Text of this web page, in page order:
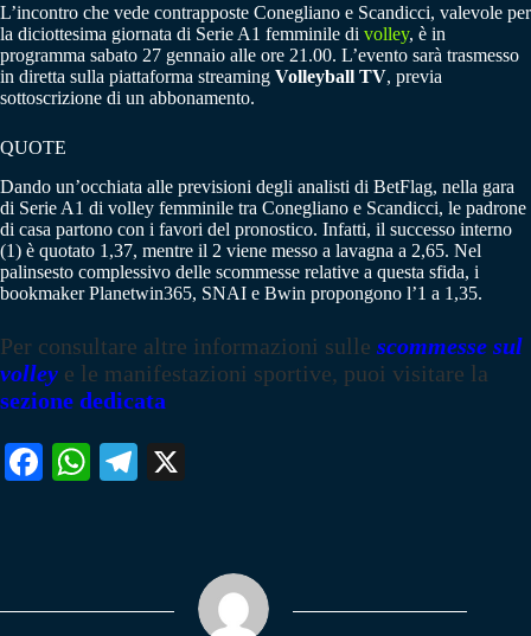
L’incontro che vede contrapposte Conegliano e Scandicci, valevole per
la diciottesima giornata di Serie A1 femminile di volley, è in
programma sabato 27 gennaio alle ore 21.00. L’evento sarà trasmesso
in diretta sulla piattaforma streaming Volleyball TV, previa
sottoscrizione di un abbonamento.
QUOTE
Dando un’occhiata alle previsioni degli analisti di BetFlag, nella gara
di Serie A1 di volley femminile tra Conegliano e Scandicci, le padrone
di casa partono con i favori del pronostico. Infatti, il successo interno
(1) è quotato 1,37, mentre il 2 viene messo a lavagna a 2,65. Nel
palinsesto complessivo delle scommesse relative a questa sfida, i
bookmaker Planetwin365, SNAI e Bwin propongono l’1 a 1,35.
Per consultare altre informazioni sulle scommesse sul
volley e le manifestazioni sportive, puoi visitare la
sezione dedicata
Fa W
pp
Te
m